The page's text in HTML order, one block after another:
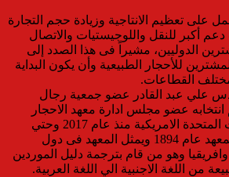
على تعظيم الانتاجية وزيادة حجم التجارة
دعم أكبر للنقل واللوجيستيات والاتصال
الدوليين، مشيراً فى هذا الصدد إلى
للأحجار الطبيعية وأن يكون البداية
القطاعات.
علي عبد القادر عضو جمعية رجال
عضو مجلس ادارة معهد الاحجار
الطبيعية ومقرة الولايات المتحدة الامريكية منذ عام 2017 وحتي
2023 وذلك منذ انشأة المعهد عام 1894 ويمثل المعهد فى دول
وهو من قام بترجمة دليل الموردين
من اللغة الاجنبية الي اللغة العربية.